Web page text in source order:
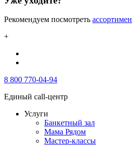
Рекомендуем посмотреть
+
8 800 770-04-94
Единый call-центр
Услуги
Банкетный зал
Мама Рядом
Мастер-классы